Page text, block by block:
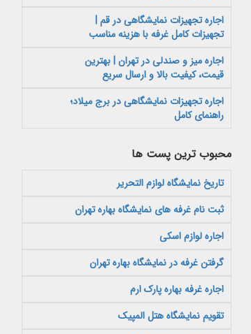
اجاره تجهیزات نمایشگاهی در برج میلاد؛
راهنمای کامل
اجاره میز و صندلی در تهران | بهترین
قیمت، کیفیت بالا و ارسال سریع
اجاره تجهیزات نمایشگاهی در قم |
تجهیزات کامل غرفه با هزینه مناسب
محبوب ترین پست ها
تاریخ نمایشگاه لوازم التحریر
ثبت نام غرفه های نمایشگاه بهاره تهران
اجاره لوازم اسکی
گرفتن غرفه در نمایشگاه بهاره تهران
اجاره غرفه بهاره پارک ارم
تقویم نمایشگاه هتل المپیک